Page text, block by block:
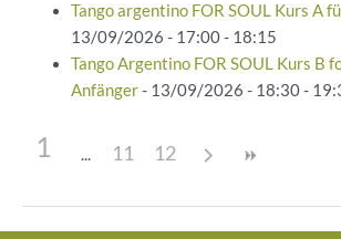
Tango argentino FOR SOUL Kurs A
13/09/2026 - 17:00 - 18:15
Tango Argentino FOR SOUL Kurs B
Anfänger- 13/09/2026 - 18:30 -
1 11 12